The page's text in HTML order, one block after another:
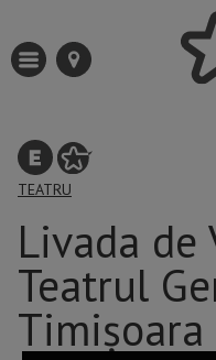
TEATRU
Livada
Teatrul
Timișoara